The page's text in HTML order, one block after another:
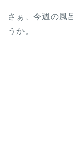
さぁ、今週の風
うか。